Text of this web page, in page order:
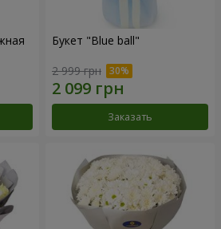
Букет "Blue ball"
2 999 грн
Заказать